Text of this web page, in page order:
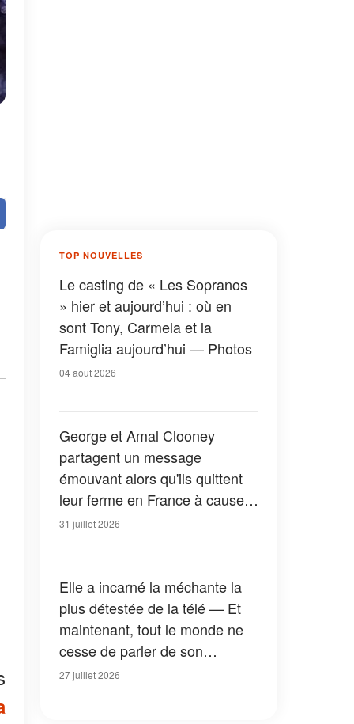
TOP NOUVELLES
Le casting de « Les Sopranos
» hier et aujourd’hui : où en
sont Tony, Carmela et la
Famiglia aujourd’hui — Photos
04 août 2026
George et Amal Clooney
partagent un message
émouvant alors qu'ils quittent
leur ferme en France à cause
des feux de forêt — Tous les
31 juillet 2026
Elle a incarné la méchante la
plus détestée de la télé — Et
maintenant, tout le monde ne
cesse de parler de son
apparition dans la nouvelle
27 juillet 2026